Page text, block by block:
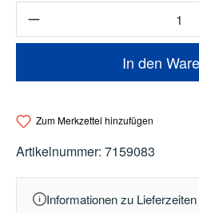
Produkt Anzahl: Gib
In den
Zum Merkzettel hinzufügen
Artikelnummer: 7159083
Informationen zu Lieferzeiten